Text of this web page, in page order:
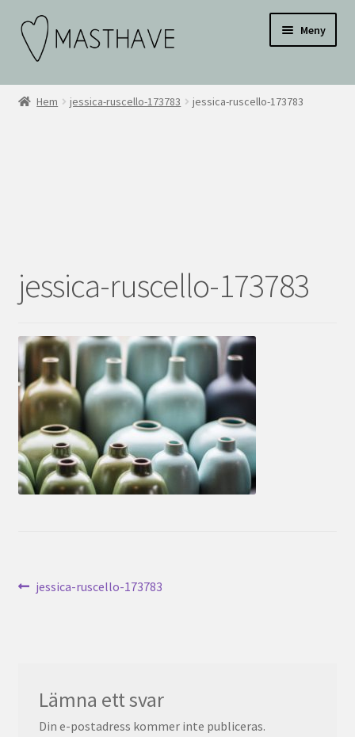
Hoppa
till
navigering
Hoppa
till
innehåll
Meny
WEBBUTIK
ÅF KONTO
Testar
Hem jessica-ruscello-173783 jessica-ruscello-173783
jessica-ruscello-173783
Inläggsnavigering
Föregående
jessica-ruscello-173783
Lämna ett svar
Din e-postadress kommer inte publiceras.